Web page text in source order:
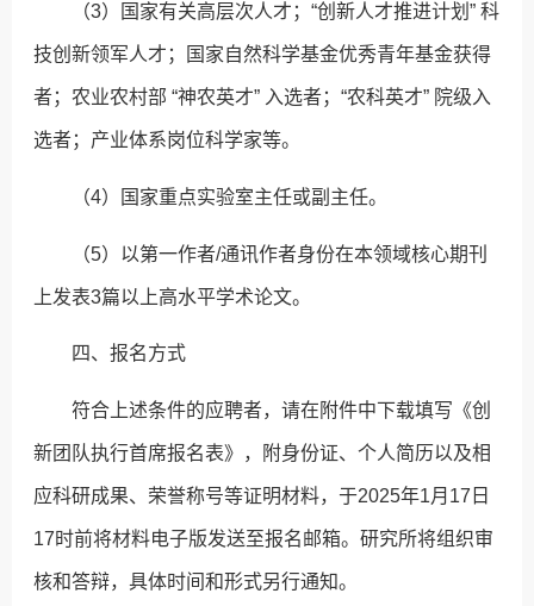
（3）国家有关高层次人才；“创新人才推进计划” 科
技创新领军人才；国家自然科学基金优秀青年基金获得
者；农业农村部 “神农英才” 入选者；“农科英才” 院级入
选者；产业体系岗位科学家等。
（4）国家重点实验室主任或副主任。
（5）以第一作者/通讯作者身份在本领域核心期刊
上发表3篇以上高水平学术论文。
四、报名方式
符合上述条件的应聘者，请在附件中下载填写《创
新团队执行首席报名表》，附身份证、个人简历以及相
应科研成果、荣誉称号等证明材料，于2025年1月17日
17时前将材料电子版发送至报名邮箱。研究所将组织审
核和答辩，具体时间和形式另行通知。